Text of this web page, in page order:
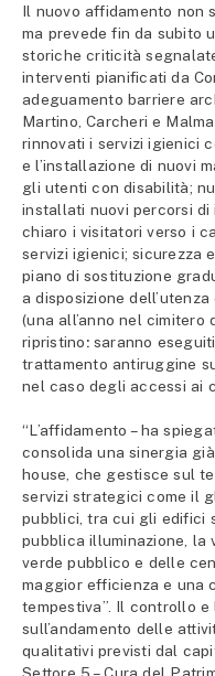
Il nuovo affidamento non
ma prevede fin da subito
storiche criticità
interventi pianificati da
adeguamento barriere
Martino, Carcheri e
rinnovati i servizi igienici
e l’installazione di nuovi
gli utenti con disabilità;
installati nuovi percorsi di
chiaro i visitatori verso i
servizi igienici; sicurezza
piano di sostituzione
a disposizione
(una all’anno nel
ripristino:saranno
trattamento antiruggine
nel caso degli accessi ai
“L’affidamento – ha
consolida una sinergia
house, che gestisce sul
servizi strategici come il
pubblici, tra cui gli edifici
pubblica illuminazione, la
verde pubblico e delle
maggior efficienza e una
tempestiva”. Il controllo
sull’andamento delle
qualitativi previsti dal